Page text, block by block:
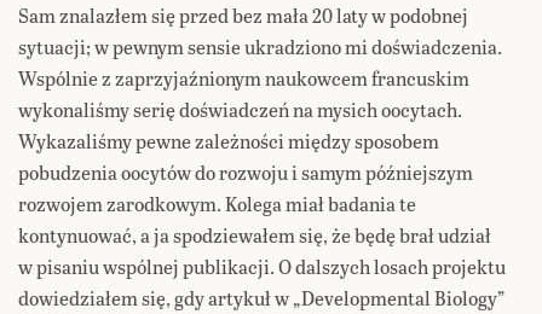
Sam znalazłem się przed bez mała 20 laty w podobnej
sytuacji; w pewnym sensie ukradziono mi doświadczenia.
Wspólnie z zaprzyjaźnionym naukowcem francuskim
wykonaliśmy serię doświadczeń na mysich oocytach.
Wykazaliśmy pewne zależności między sposobem
pobudzenia oocytów do rozwoju i samym późniejszym
rozwojem zarodkowym. Kolega miał badania te
kontynuować, a ja spodziewałem się, że będę brał udział
w pisaniu wspólnej publikacji. O dalszych losach projektu
dowiedziałem się, gdy artykuł w „Developmental Biology”